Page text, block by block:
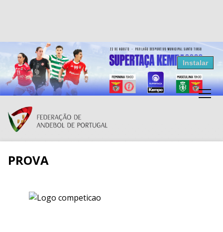
Resultados Andebol
Federação de Andebol de Portugal
Grátis - Disponivel na Play Store
Instalar
PROVA